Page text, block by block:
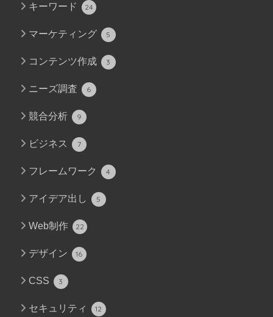
キーワード 24
マーケティング 5
コンテンツ作成 3
ニーズ調査 6
競合分析 9
ビジネス 7
フレームワーク 4
アイデア出し 5
Web制作 22
デザイン 16
CSS 3
セキュリティ 12